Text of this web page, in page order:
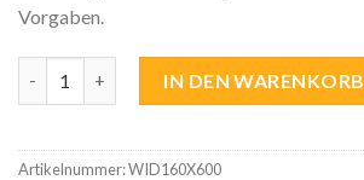
Vorgaben.
IN DEN WARENKORB
Artikelnummer:WID160X600